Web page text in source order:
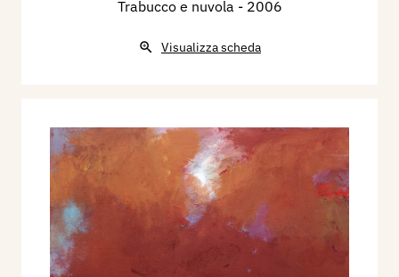
Trabucco e nuvola - 2006
Visualizza scheda